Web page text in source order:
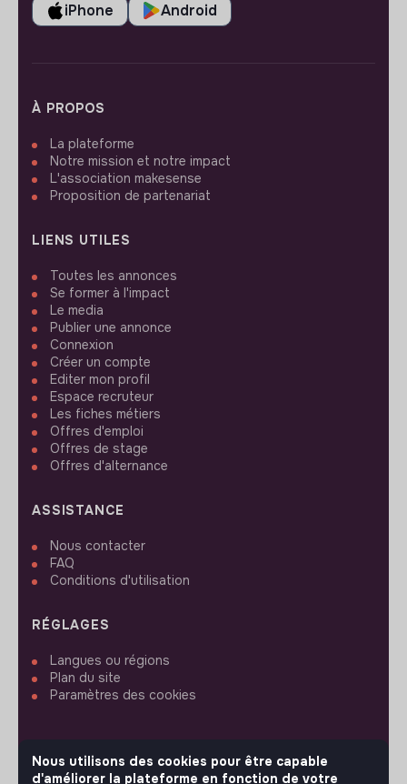
iPhone Android
À PROPOS
La plateforme
Notre mission et notre impact
L'association makesense
Proposition de partenariat
LIENS UTILES
Toutes les annonces
Se former à l'impact
Le media
Publier une annonce
Connexion
Créer un compte
Editer mon profil
Espace recruteur
Les fiches métiers
Offres d'emploi
Offres de stage
Offres d'alternance
ASSISTANCE
Nous contacter
FAQ
Conditions d'utilisation
RÉGLAGES
Langues ou régions
Plan du site
Paramètres des cookies
Nous utilisons des cookies pour être capable
d'améliorer la plateforme en fonction de votre